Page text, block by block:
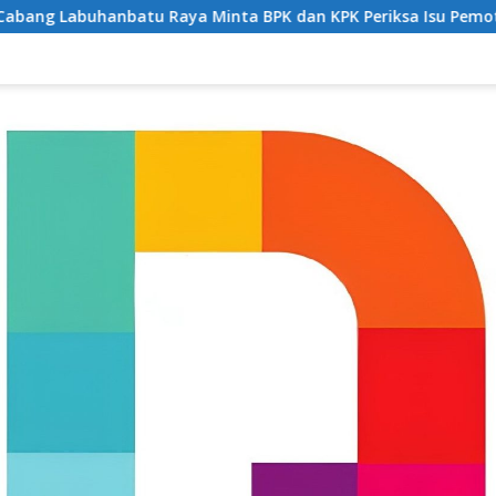
Raya Minta BPK dan KPK Periksa Isu Pemotongan JKN di